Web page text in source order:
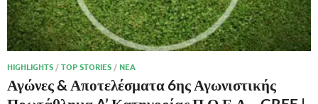
HIGHLIGHTS/TOP STORIES/ ΝΈΑ
Αγώνες & Αποτελέσματα 6ης Αγωνιστικής